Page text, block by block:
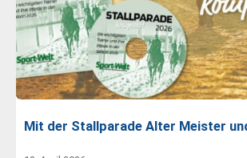
Mit der Stallparade Alter Meister